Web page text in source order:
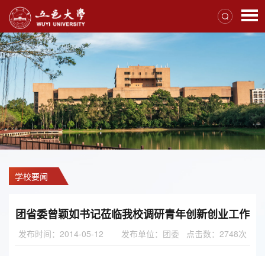
学校要闻
团省委曾颖如书记莅临我校调研青年创新创业工作
发布时间：2014-05-12 发布单位：团委 点击数： 2748次